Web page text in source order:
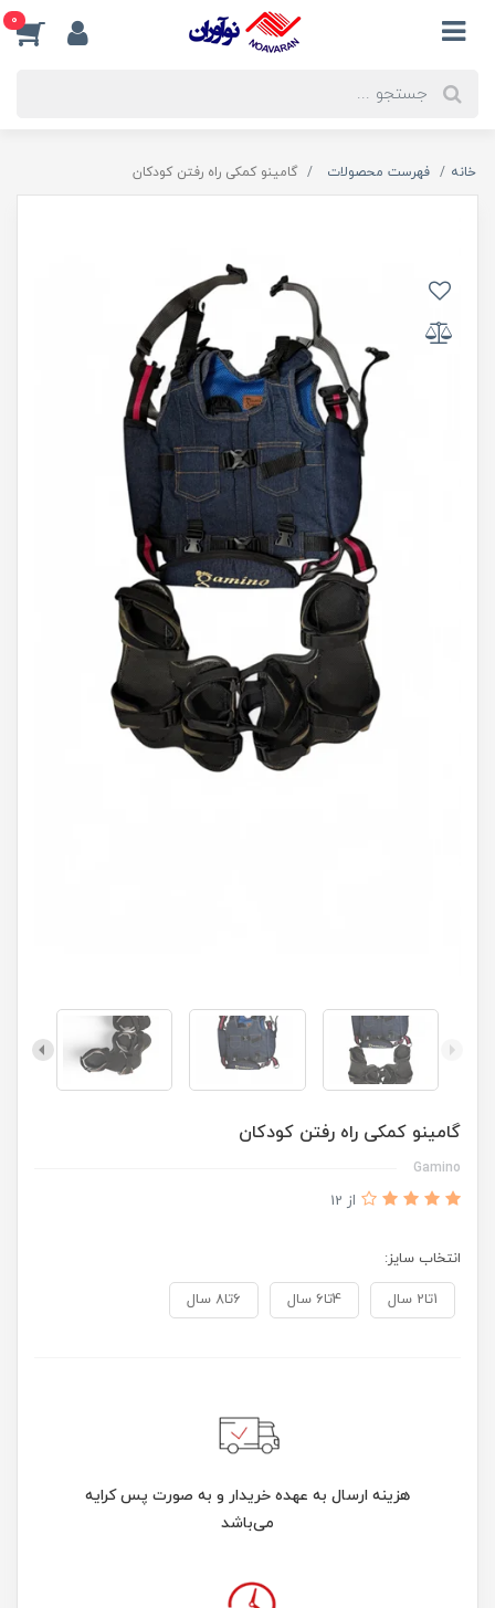
0
خانه فهرست محصولات گامینو کمکی راه رفتن کودکان
گامینو کمکی راه رفتن کودکان
Gamino
از 12
انتخاب سایز:
1تا2 سال 4تا6 سال 6تا8 سال
هزینه ارسال به عهده خریدار و به صورت پس کرایه
می‌باشد